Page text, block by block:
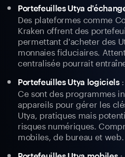
Portefeuilles Utya
Des plateformes comme
Kraken offrent des
permettant d'acheter des
monnaies fiduciaires.
centralisée pourrait
Portefeuilles Utya logiciels:
Ce sont des programmes
appareils pour gérer les
Utya, pratiques mais
risques numériques.
mobiles, de bureau et web.